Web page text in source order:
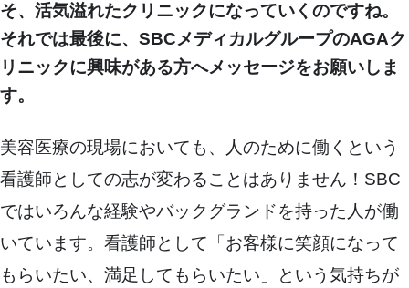
そ、活気溢れたクリニックになっていくのですね。
それでは最後に、SBCメディカルグループのAGAク
リニックに興味がある方へメッセージをお願いしま
す。
美容医療の現場においても、人のために働くという
看護師としての志が変わることはありません！SBC
ではいろんな経験やバックグランドを持った人が働
いています。看護師として「お客様に笑顔になって
もらいたい、満足してもらいたい」という気持ちが